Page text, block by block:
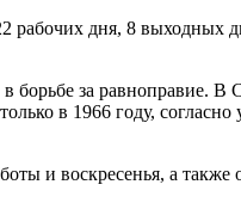
рабочих дня, 8
за равноправие.
в 1966 году,
и воскресенья, а также